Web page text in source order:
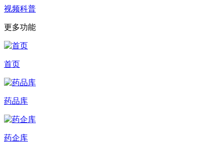
视频科普
更多功能
首页
药品库
药企库